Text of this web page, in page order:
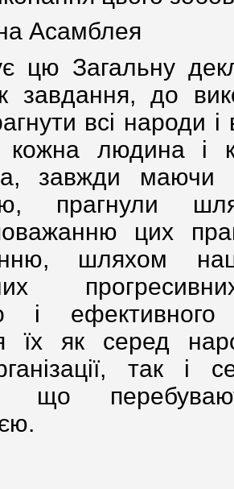
Асамблея
цю Загальну
завдання, до
всі народи
людина і
завжди
прагнули
цих
шляхом
і
їх як серед
так і
що